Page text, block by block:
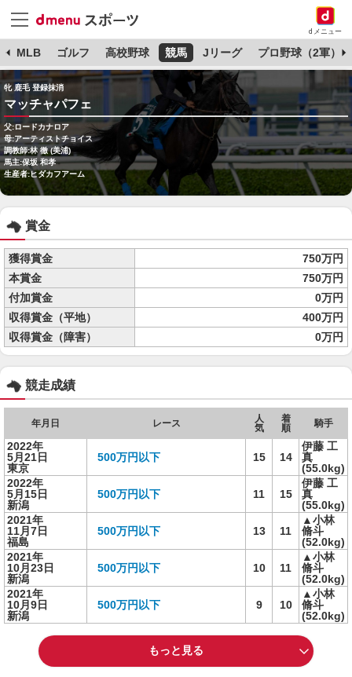
dメニュー
MLB ゴルフ 高校野球 競馬 Jリーグ プロ野球（2軍）
牝 鹿毛 登録抹消
マッチャパフェ
父:ロードカナロア
母:アーティストチョイス
調教師:林 徹 (美浦)
馬主:保坂 和孝
生産者:ヒダカフアーム
賞金
獲得賞金
750万円
本賞金
750万円
付加賞金
0万円
収得賞金（平地）
400万円
収得賞金（障害）
0万円
競走成績
年月日 レース
人
気
着
順
騎手
2022年
5月21日
東京
500万円以下 15 14
伊藤 工
真
(55.0kg)
2022年
5月15日
新潟
500万円以下 11 15
伊藤 工
真
(55.0kg)
2021年
11月7日
福島
500万円以下 13 11
▲小林
脩斗
(52.0kg)
2021年
10月23日
新潟
500万円以下 10 11
▲小林
脩斗
(52.0kg)
2021年
10月9日
新潟
500万円以下 9 10
▲小林
脩斗
(52.0kg)
もっと見る